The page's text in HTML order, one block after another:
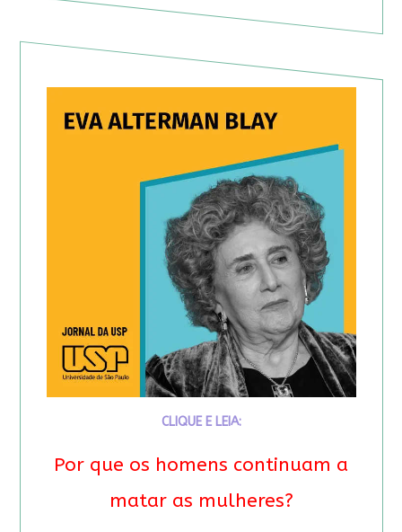
CLIQUE E LEIA:
Por que os homens continuam a
matar as mulheres?